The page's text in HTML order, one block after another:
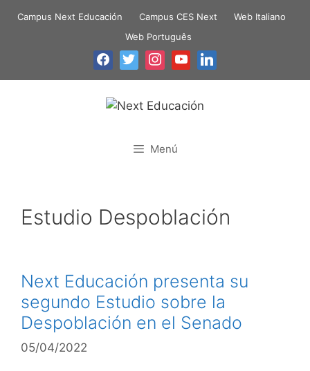
Campus Next Educación Campus CES Next
Web Italiano
Web Português
Menú
Estudio Despoblación
Next Educación presenta su
segundo Estudio sobre la
Despoblación en el Senado
05/04/2022